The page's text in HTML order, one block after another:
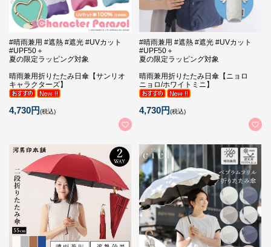
#晴雨兼用 #遮熱 #遮光 #UVカット
#UPF50＋
夏の限定ラッピング対象
晴雨兼用折りたたみ日傘【サンリオ
キャラクターズ】
4,730円(税込)
#晴雨兼用 #遮熱 #遮光 #UVカット
#UPF50＋
夏の限定ラッピング対象
晴雨兼用折りたたみ日傘【ニョロ
ニョロ/ホワイトミニ】
4,730円(税込)